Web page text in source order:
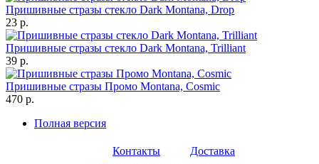
Пришивные стразы стекло Dark Montana, Drop
23 р.
Пришивные стразы стекло Dark Montana, Trilliant
39 р.
Пришивные стразы Промо Montana, Cosmic
470 р.
Полная версия
Контакты
Доставка